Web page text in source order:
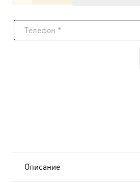
Мерная
Описание